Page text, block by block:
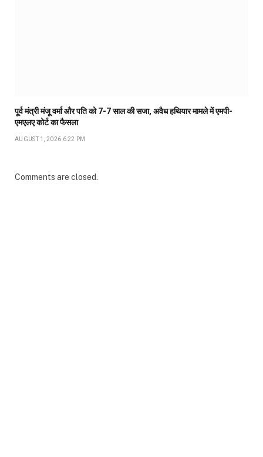
पूर्व मंत्री मंजू वर्मा और पति को 7-7 साल की सजा, अवैध हथियार मामले में एमपी-
एमएलए कोर्ट का फैसला
AUGUST 1, 2026 6:22 PM
Comments are closed.